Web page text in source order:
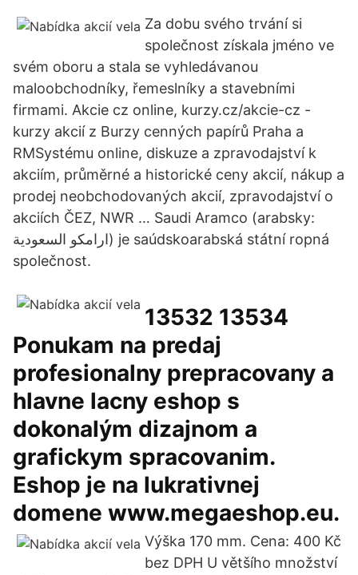
Za dobu svého trvání si
společnost získala jméno ve
svém oboru a stala se vyhledávanou
maloobchodníky, řemeslníky a stavebními
firmami. Akcie cz online, kurzy.cz/akcie-cz -
kurzy akcií z Burzy cenných papírů Praha a
RMSystému online, diskuze a zpravodajství k
akciím, průměrné a historické ceny akcií, nákup a
prodej neobchodovaných akcií, zpravodajství o
akciích ČEZ, NWR … Saudi Aramco (arabsky:
ارامكو السعودية) je saúdskoarabská státní ropná
společnost.
13532 13534
Ponukam na predaj
profesionalny prepracovany a
hlavne lacny eshop s
dokonalým dizajnom a
grafickym spracovanim.
Eshop je na lukrativnej
domene www.megaeshop.eu.
Výška 170 mm. Cena: 400 Kč
bez DPH U většího množství